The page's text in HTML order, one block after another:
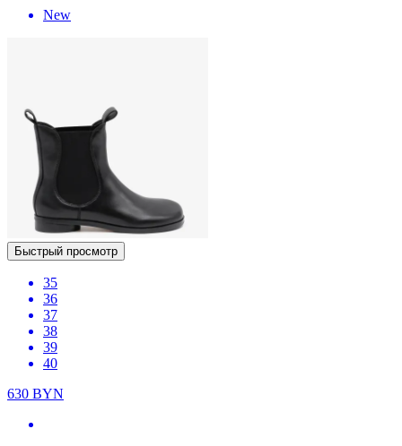
New
Быстрый просмотр
35
36
37
38
39
40
630 BYN